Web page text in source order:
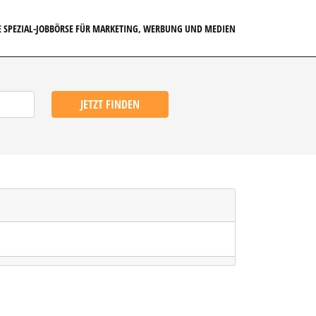
SPEZIAL-JOBBÖRSE FÜR MARKETING, WERBUNG UND MEDIEN
JETZT FINDEN